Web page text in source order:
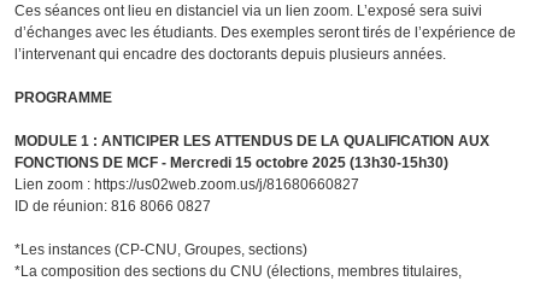
Ces séances ont lieu en distanciel via un lien zoom. L’exposé sera suivi
d’échanges avec les étudiants. Des exemples seront tirés de l’expérience de
l’intervenant qui encadre des doctorants depuis plusieurs années.
PROGRAMME
MODULE 1 : ANTICIPER LES ATTENDUS DE LA QUALIFICATION AUX
FONCTIONS DE MCF - Mercredi 15 octobre 2025 (13h30-15h30)
Lien zoom : https://us02web.zoom.us/j/81680660827
ID de réunion: 816 8066 0827
*Les instances (CP-CNU, Groupes, sections)
*La composition des sections du CNU (élections, membres titulaires,